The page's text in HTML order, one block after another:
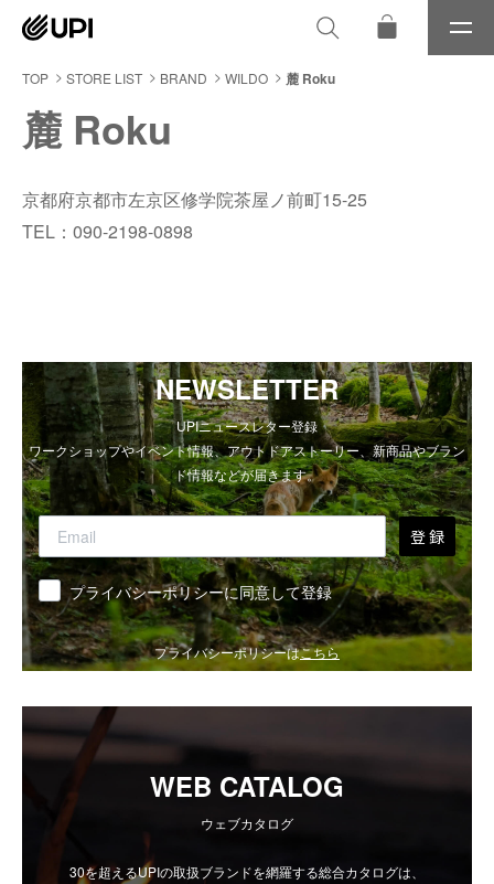
メ
ニ
TOP STORE LIST BRAND WILDO 麓 Roku
麓 Roku
京都府京都市左京区修学院茶屋ノ前町15-25
TEL：090-2198-0898
NEWSLETTER
UPIニュースレター登録
ワークショップやイベント情報、アウトドアストーリー、新商品やブラン
ド情報などが届きます。
登 録
同意 プライバシーポリシーに同意して登録
プライバシーポリシーはこちら
WEB CATALOG
ウェブカタログ
30を超えるUPIの取扱ブランドを網羅する総合カタログは、